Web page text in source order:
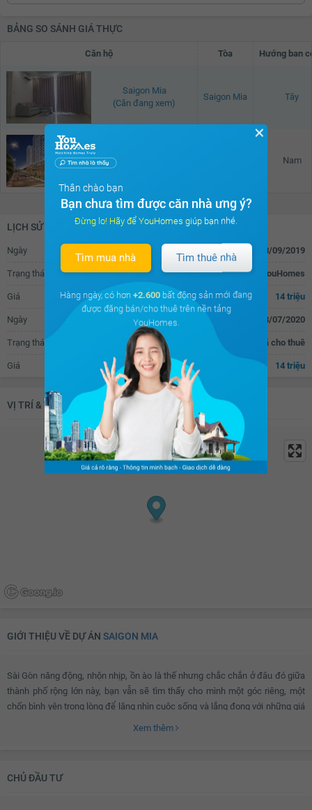
BẢNG SO SÁNH GIÁ THỰC
Căn hộ Tòa Hướng ban
Saigon Mia
(Căn đang xem)
Saigon Mia Tây
(Đã giao dịch - 06/2026)
Nam
LỊCH SỬ GIAO DỊCH
Ngày 28/09/2019
Trạng thái Đăng tin cho thuê trên YouHomes
Giá 14 triệu
Ngày 18/07/2020
Trạng thái Đã cho thuê
Giá 14 triệu
VỊ TRÍ & TIỆN ÍCH KHU VỰC XUNG QUANH
GIỚI THIỆU VỀ DỰ ÁN SAIGON MIA
Sài Gòn năng động, nhộn nhịp, ồn ào là thế nhưng chắc chắn ở đâu đó giữa
thành phố rộng lớn này, bạn vẫn sẽ tìm thấy cho mình một góc riêng, một
chốn bình yên trong lòng để lặng nhìn cuộc sống và lắng đọng với những giá
Gòn.
Xem thêm
CHỦ ĐẦU TƯ
✕
Thân chào bạn
Bạn chưa tìm được căn nhà ưng ý?
Đừng lo! Hãy để YouHomes giúp bạn nhé.
Tìm mua nhà Tìm thuê nhà
Hàng ngày, có hơn +2.600 bất động sản mới đang
được đăng bán/cho thuê trên nền tảng
YouHomes.